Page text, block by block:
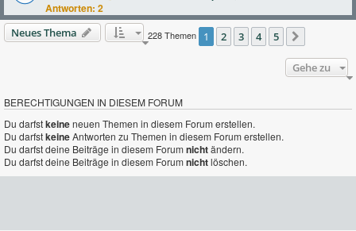
Antworten: 2
Neues Thema
228 Themen 1 2 3 4 5
Gehe zu
BERECHTIGUNGEN IN DIESEM FORUM
Du darfstkeineneuen Themen in diesem Forum erstellen.
Du darfstkeineAntworten zu Themen in diesem Forum erstellen.
Du darfst deine Beiträge in diesem Forumnichtändern.
Du darfst deine Beiträge in diesem Forumnichtlöschen.